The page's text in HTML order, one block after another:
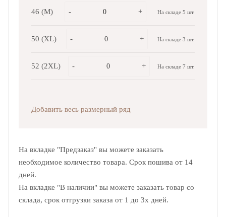
46 (M) - + На складе 5 шт.
50 (XL) - + На складе 3 шт.
52 (2XL) - + На складе 7 шт.
Добавить весь размерный ряд
На вкладке "Предзаказ" вы можете заказать
необходимое количество товара. Срок пошива от 14
дней.
На вкладке "В наличии" вы можете заказать товар со
склада, срок отгрузки заказа от 1 до 3х дней.